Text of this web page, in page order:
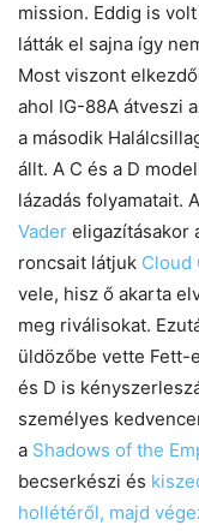
mission. Eddig is
látták el sajna így
Most viszont
ahol IG-88A átveszi
a második
állt. A C és a D
lázadás folyamatait.
Vader eligazításakor
roncsait látjuk Cloud
vele, hisz ő akarta
meg riválisokat.
üldözőbe vette Fett-
és D is
személyes
a Shadows of the
becserkészi és
hollétéről, majd